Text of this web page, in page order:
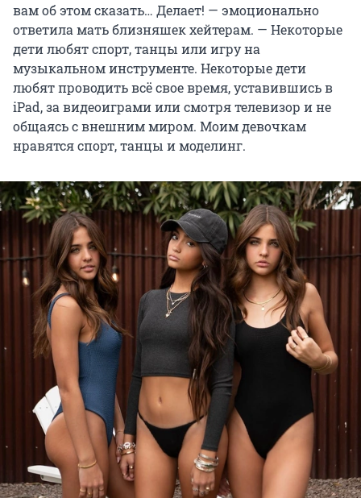
вам об этом сказать… Делает! — эмоционально
ответила мать близняшек хейтерам. — Некоторые
дети любят спорт, танцы или игру на
музыкальном инструменте. Некоторые дети
любят проводить всё свое время, уставившись в
iPad, за видеоиграми или смотря телевизор и не
общаясь с внешним миром. Моим девочкам
нравятся спорт, танцы и моделинг.